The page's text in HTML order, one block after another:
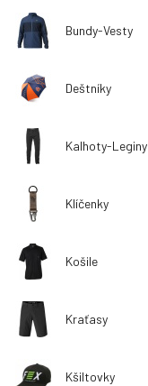
Bundy-Vesty
Deštníky
Kalhoty-Leginy
Klíčenky
Košile
Kraťasy
Kšiltovky